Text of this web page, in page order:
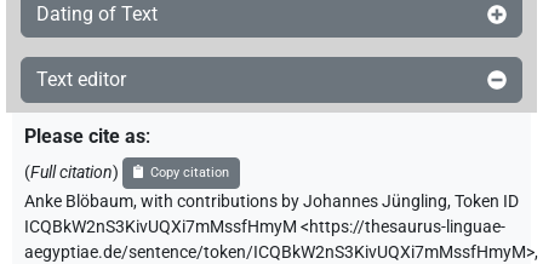
Dating of Text
Text editor
Please cite as:
(Full citation) Copy citation
Anke Blöbaum,with contributions byJohannes Jüngling,Token ID
ICQBkW2nS3KivUQXi7mMssfHmyM <https://thesaurus-linguae-
aegyptiae.de/sentence/token/ICQBkW2nS3KivUQXi7mMssfHmyM>,